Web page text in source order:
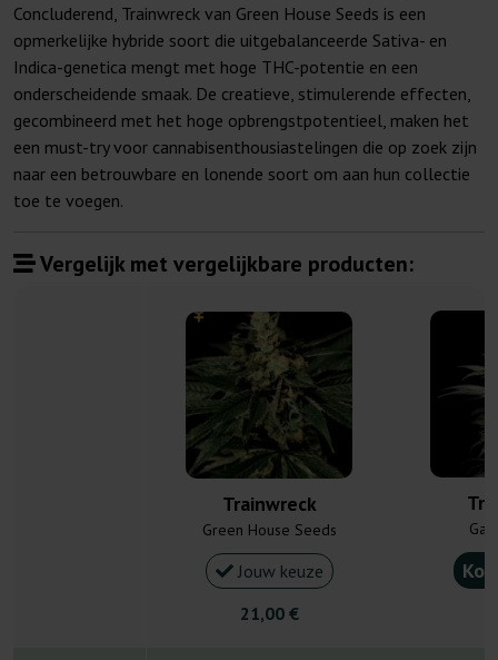
Concluderend, Trainwreck van Green House Seeds is een
opmerkelijke hybride soort die uitgebalanceerde Sativa- en
Indica-genetica mengt met hoge THC-potentie en een
onderscheidende smaak. De creatieve, stimulerende effecten,
gecombineerd met het hoge opbrengstpotentieel, maken het
een must-try voor cannabisenthousiastelingen die op zoek zijn
naar een betrouwbare en lonende soort om aan hun collectie
toe te voegen.
Vergelijk met vergelijkbare producten:
Trainwreck
Green House Seeds
Jouw keuze
21,00 €